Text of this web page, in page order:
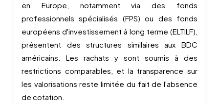
en Europe, notamment via des fonds
professionnels spécialisés (FPS) ou des fonds
européens d'investissement à long terme (ELTILF),
présentent des structures similaires aux BDC
américains. Les rachats y sont soumis à des
restrictions comparables, et la transparence sur
les valorisations reste limitée du fait de l'absence
de cotation.